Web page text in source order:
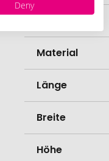
Material
Länge
Breite
Höhe
Deny